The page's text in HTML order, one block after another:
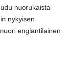
nuorukaista
nykyisen
englantilainen